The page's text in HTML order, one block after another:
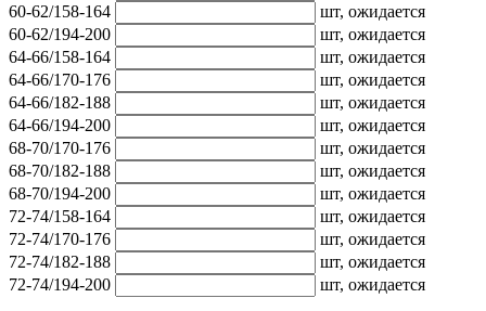
60-62/158-164
шт, ожидается
60-62/194-200
шт, ожидается
64-66/158-164
шт, ожидается
64-66/170-176
шт, ожидается
64-66/182-188
шт, ожидается
64-66/194-200
шт, ожидается
68-70/170-176
шт, ожидается
68-70/182-188
шт, ожидается
68-70/194-200
шт, ожидается
72-74/158-164
шт, ожидается
72-74/170-176
шт, ожидается
72-74/182-188
шт, ожидается
72-74/194-200
шт, ожидается